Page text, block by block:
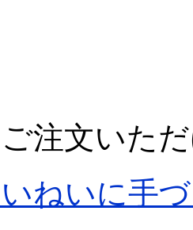
注文いた
ねいに手